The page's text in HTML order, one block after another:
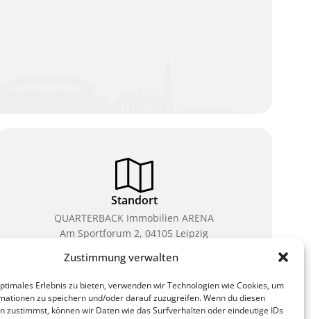
Zustimmung verwalten
Erlebnis zu bieten, verwenden wir Technologien wie Cookies, um
zu speichern und/oder darauf zuzugreifen. Wenn du diesen
zustimmst, können wir Daten wie das Surfverhalten oder eindeutige IDs
Standort
QUARTERBACK Immobilien ARENA
Am Sportforum 2, 04105 Leipzig
Sie erreichen uns mit dem Öffentlichen Nahverkehr:
Waldplatz/Arena. Kostenfreies Parken ist während
des Ticketkaufs möglich.